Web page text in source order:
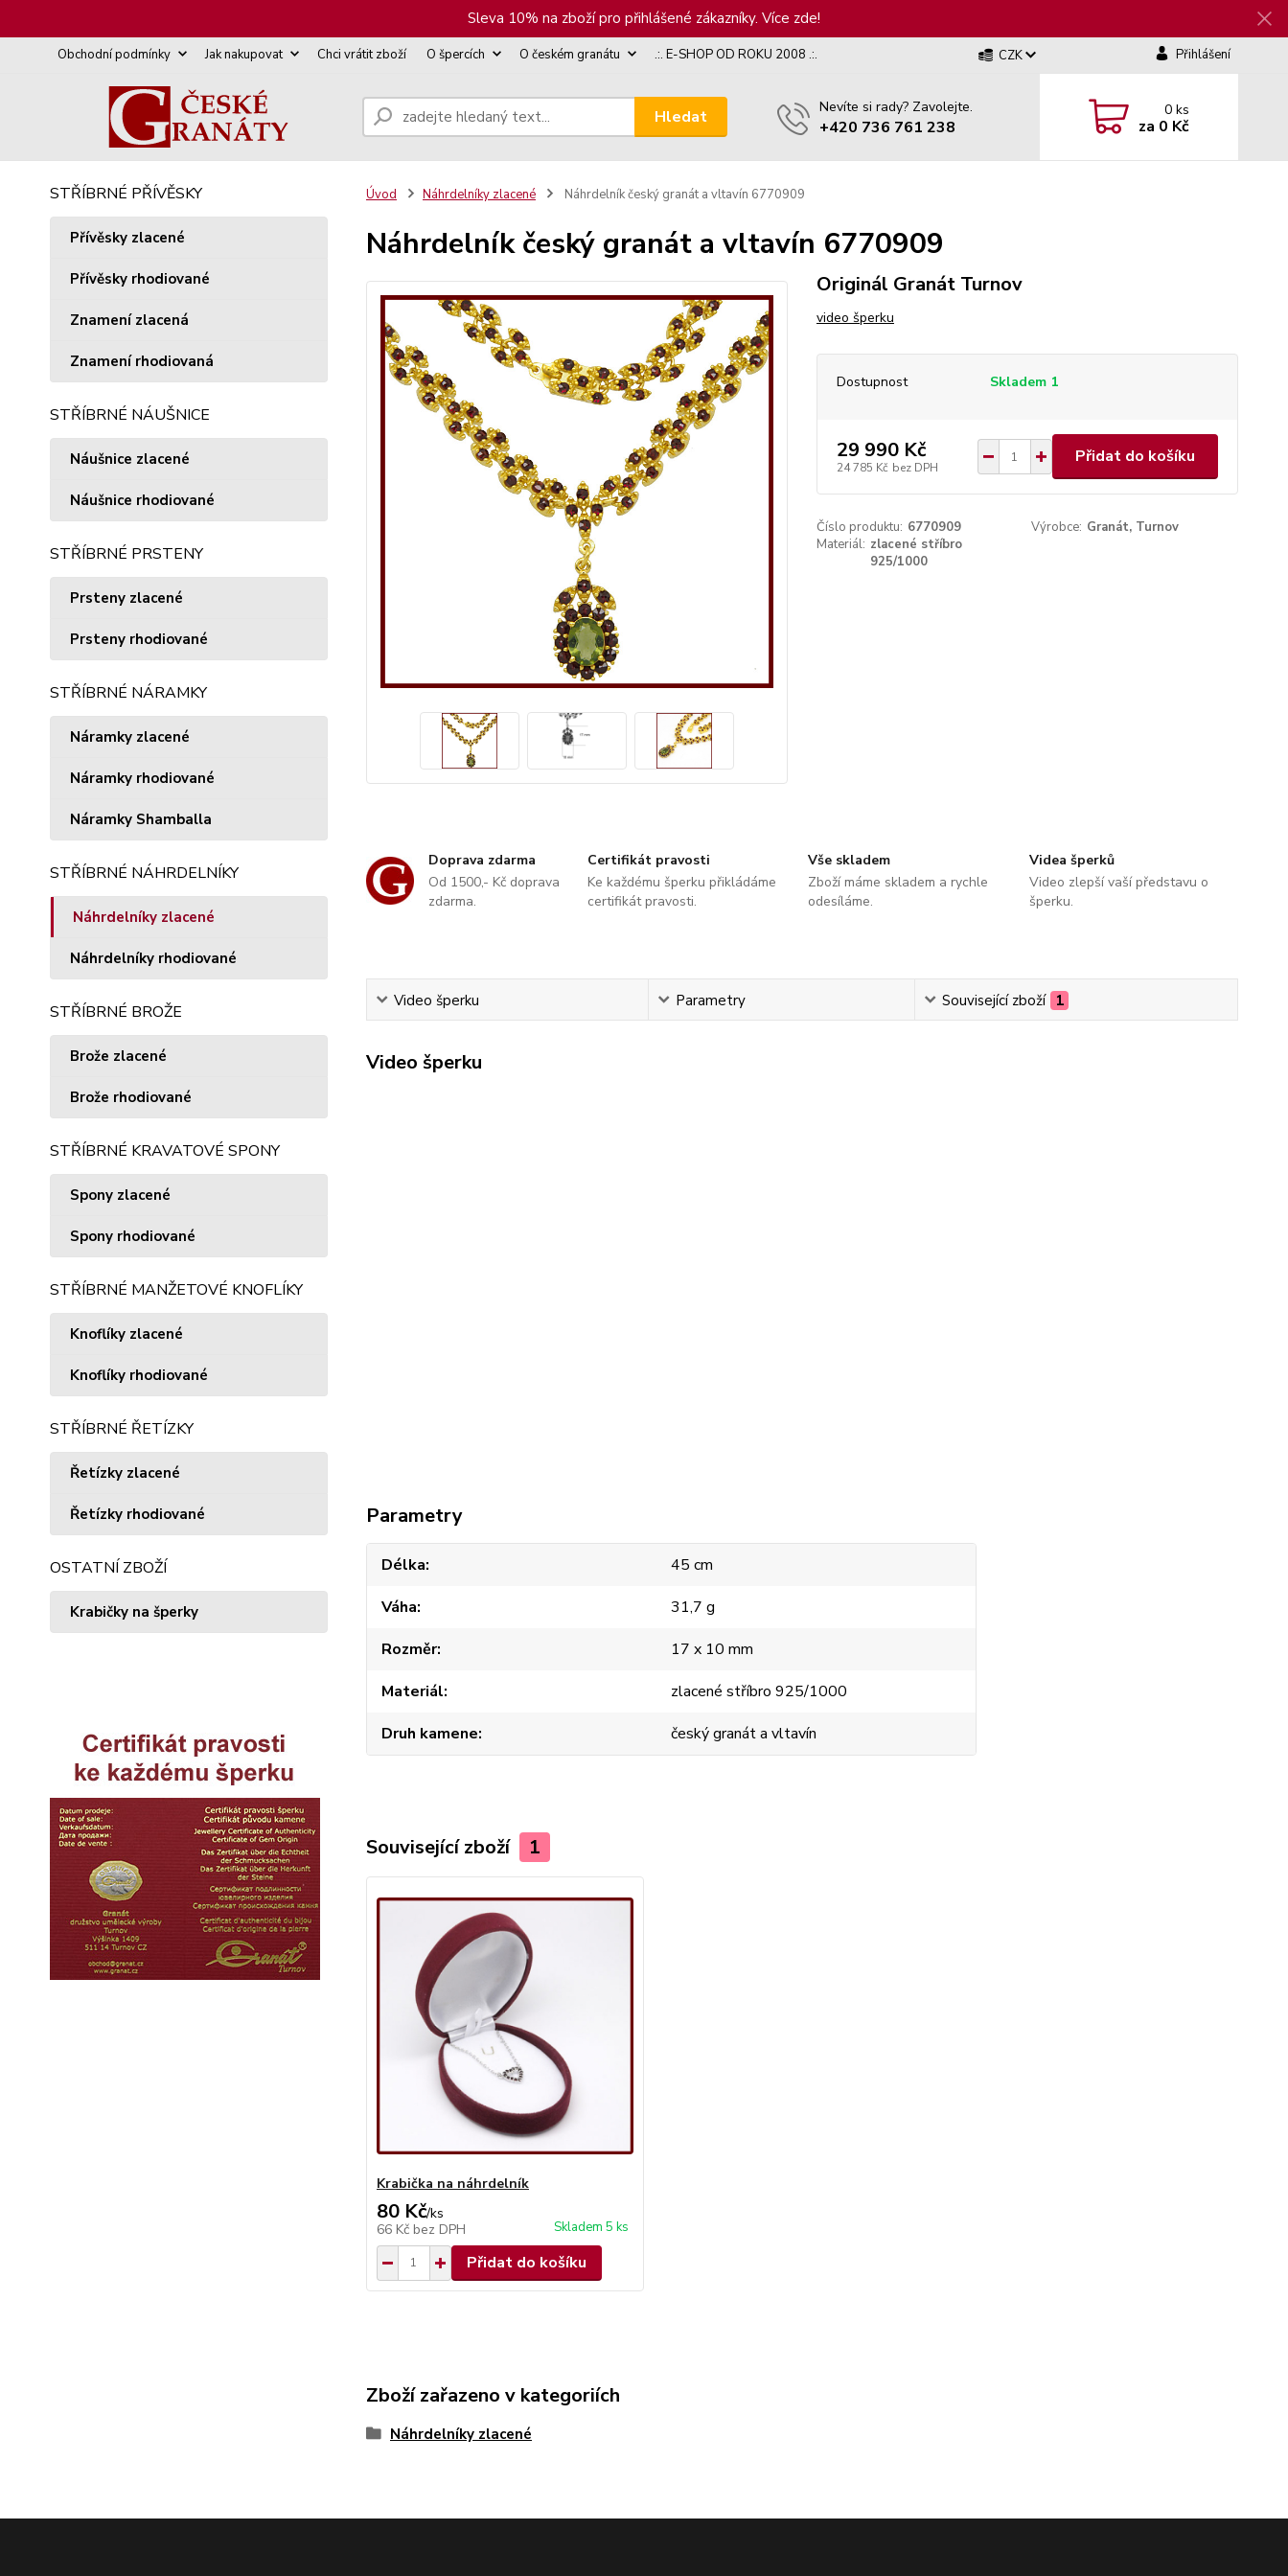
Sleva 10% na zboží pro přihlášené zákazníky. Více zde!
Obchodní podmínky Jak nakupovat Chci vrátit zboží O špercích O českém granátu .:. E-SHOP OD ROKU 2008 .:. CZK Přihlášení
Hledat Nevíte si rady? Zavolejte.
+420 736 761 238
0ks
za 0 Kč
STŘÍBRNÉ PŘÍVĚSKY
Přívěsky zlacené
Přívěsky rhodiované
Znamení zlacená
Znamení rhodiovaná
STŘÍBRNÉ NÁUŠNICE
Náušnice zlacené
Náušnice rhodiované
STŘÍBRNÉ PRSTENY
Prsteny zlacené
Prsteny rhodiované
STŘÍBRNÉ NÁRAMKY
Náramky zlacené
Náramky rhodiované
Náramky Shamballa
STŘÍBRNÉ NÁHRDELNÍKY
Náhrdelníky zlacené
Náhrdelníky rhodiované
STŘÍBRNÉ BROŽE
Brože zlacené
Brože rhodiované
STŘÍBRNÉ KRAVATOVÉ SPONY
Spony zlacené
Spony rhodiované
STŘÍBRNÉ MANŽETOVÉ KNOFLÍKY
Knoflíky zlacené
Knoflíky rhodiované
STŘÍBRNÉ ŘETÍZKY
Řetízky zlacené
Řetízky rhodiované
OSTATNÍ ZBOŽÍ
Krabičky na šperky
Úvod Náhrdelníky zlacené Náhrdelník český granát a vltavín 6770909
Náhrdelník český granát a vltavín 6770909
Originál Granát Turnov
video šperku
Dostupnost Skladem 1
29 990 Kč
24 785 Kč bez DPH
Přidat do košíku
Číslo produktu: 6770909 Výrobce: Granát, Turnov
Materiál: zlacené stříbro
925/1000
Doprava zdarma
Od 1500,- Kč doprava
zdarma.
Certifikát pravosti
Ke každému šperku přikládáme
certifikát pravosti.
Vše skladem
Zboží máme skladem a rychle
odesíláme.
Videa šperků
Video zlepší vaší představu o
šperku.
Video šperku Parametry Související zboží 1
Video šperku
Parametry
Délka
45 cm
Váha
31,7 g
Rozměr
17 x 10 mm
Materiál
zlacené stříbro 925/1000
Druh kamene
český granát a vltavín
Související zboží 1
Krabička na náhrdelník
80 Kč/ks
66 Kč bez DPH Skladem 5 ks
Přidat do košíku
Zboží zařazeno v kategoriích
Náhrdelníky zlacené